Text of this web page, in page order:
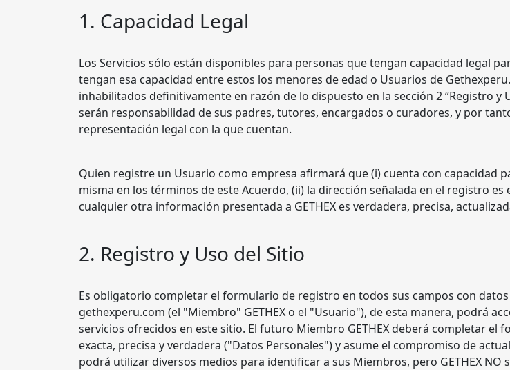
1. Capacidad Legal
Los Servicios sólo están disponibles para personas que tengan capacidad legal
tengan esa capacidad entre estos los menores de edad o Usuarios de
inhabilitados definitivamente en razón de lo dispuesto en la sección 2 “Registro y
serán responsabilidad de sus padres, tutores, encargados o curadores, y por
representación legal con la que cuentan.
Quien registre un Usuario como empresa afirmará que (i) cuenta con capacidad
misma en los términos de este Acuerdo, (ii) la dirección señalada en el registro
cualquier otra información presentada a GETHEX es verdadera, precisa,
2. Registro y Uso del Sitio
Es obligatorio completar el formulario de registro en todos sus campos con
gethexperu.com (el "Miembro" GETHEX o el "Usuario"), de esta manera, podrá
servicios ofrecidos en este sitio. El futuro Miembro GETHEX deberá completar
exacta, precisa y verdadera ("Datos Personales") y asume el compromiso de
podrá utilizar diversos medios para identificar a sus Miembros, pero GETHEX